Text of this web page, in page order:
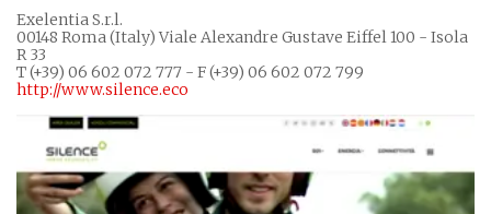
Exelentia S.r.l.
00148 Roma (Italy) Viale Alexandre Gustave Eiffel 100 - Isola
R 33
T (+39) 06 602 072 777 - F (+39) 06 602 072 799
http://www.silence.eco